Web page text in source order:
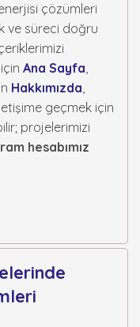
çözümleri
ve süreci doğru
Ana Sayfa,
Hakkımızda,
geçmek için
projelerimizi
hesabımız